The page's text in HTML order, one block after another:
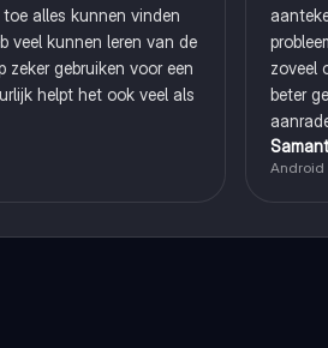
alles kunnen vinden
veel kunnen leren van de
gebruiken voor een
helpt het ook veel als
zoveel
beter
Android